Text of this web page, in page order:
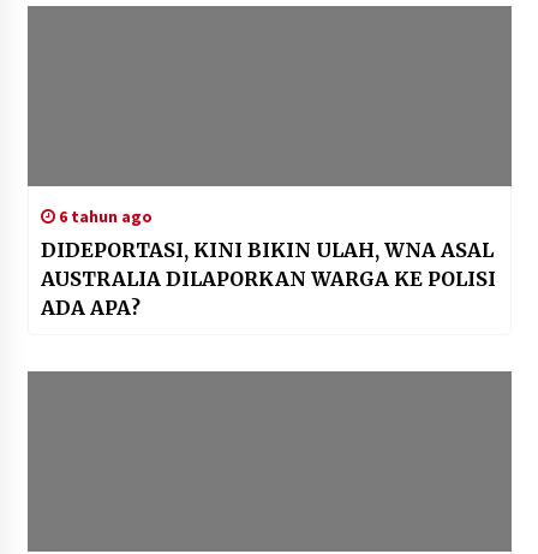
6 tahun ago
DIDEPORTASI, KINI BIKIN ULAH, WNA ASAL
AUSTRALIA DILAPORKAN WARGA KE POLISI
ADA APA?